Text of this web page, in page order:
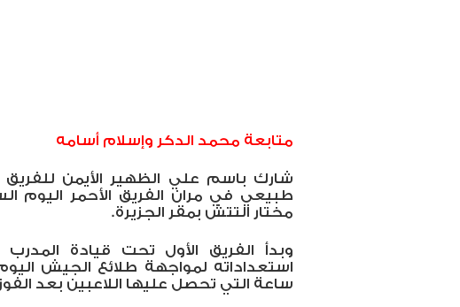
متابعة محمد الدكر وإسلام أسامه
شارك باسم علي الظهير الأيمن للفريق
طبيعي في مران الفريق الأحمر اليوم
مختار التتش بمقر الجزيرة.
وبدأ الفريق الأول تحت قيادة المدرب
ساعة التي تحصل عليها اللاعبين بعد